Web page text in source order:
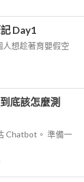
Day1
想趁著育嬰假空
底該怎麼測
Chatbot。 準備一